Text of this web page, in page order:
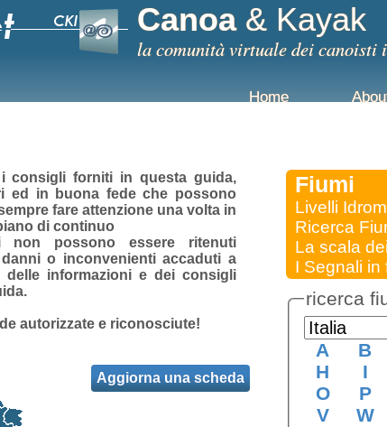
Canoa& Kayak
la comunità virtuale dei canoisti
Home
consigli forniti in questa guida,
ed in buona fede che possono
fare attenzione una volta in
di continuo
possono essere ritenuti
o inconvenienti accaduti a
informazioni e dei consigli
autorizzate e riconosciute!
Aggiorna una scheda
Fiumi
Livelli
Ricerca
La scala
I Segnali in
ricerca
A B
H
I
O
P
V
W